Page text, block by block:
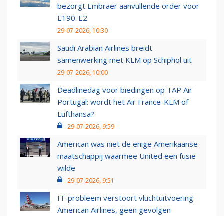
bezorgt Embraer aanvullende order voor
E190-E2
29-07-2026, 10:30
Saudi Arabian Airlines breidt
samenwerking met KLM op Schiphol uit
29-07-2026, 10:00
Deadlinedag voor biedingen op TAP Air
Portugal: wordt het Air France-KLM of
Lufthansa?
29-07-2026, 9:59
American was niet de enige Amerikaanse
maatschappij waarmee United een fusie
wilde
29-07-2026, 9:51
IT-probleem verstoort vluchtuitvoering
American Airlines, geen gevolgen